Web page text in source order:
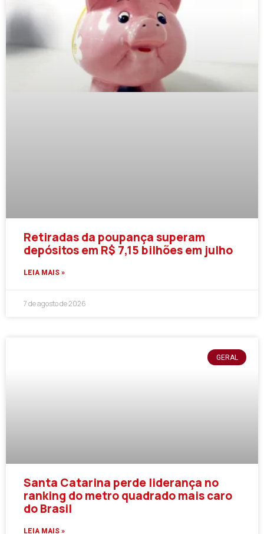
Retiradas da poupança superam
depósitos em R$ 7,15 bilhões em julho
LEIA MAIS »
7 de agosto de 2026
GERAL
Santa Catarina perde liderança no
ranking do metro quadrado mais caro
do Brasil
LEIA MAIS »